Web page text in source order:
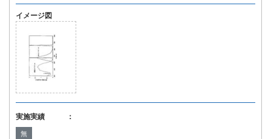
イメージ図
実施実績 ：
無